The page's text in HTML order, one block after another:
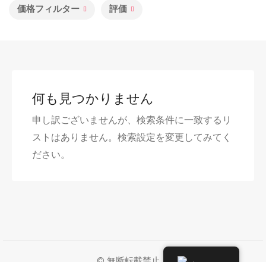
価格フィルター 評価
何も見つかりません
申し訳ございませんが、検索条件に一致するリ
ストはありません。検索設定を変更してみてく
ださい。